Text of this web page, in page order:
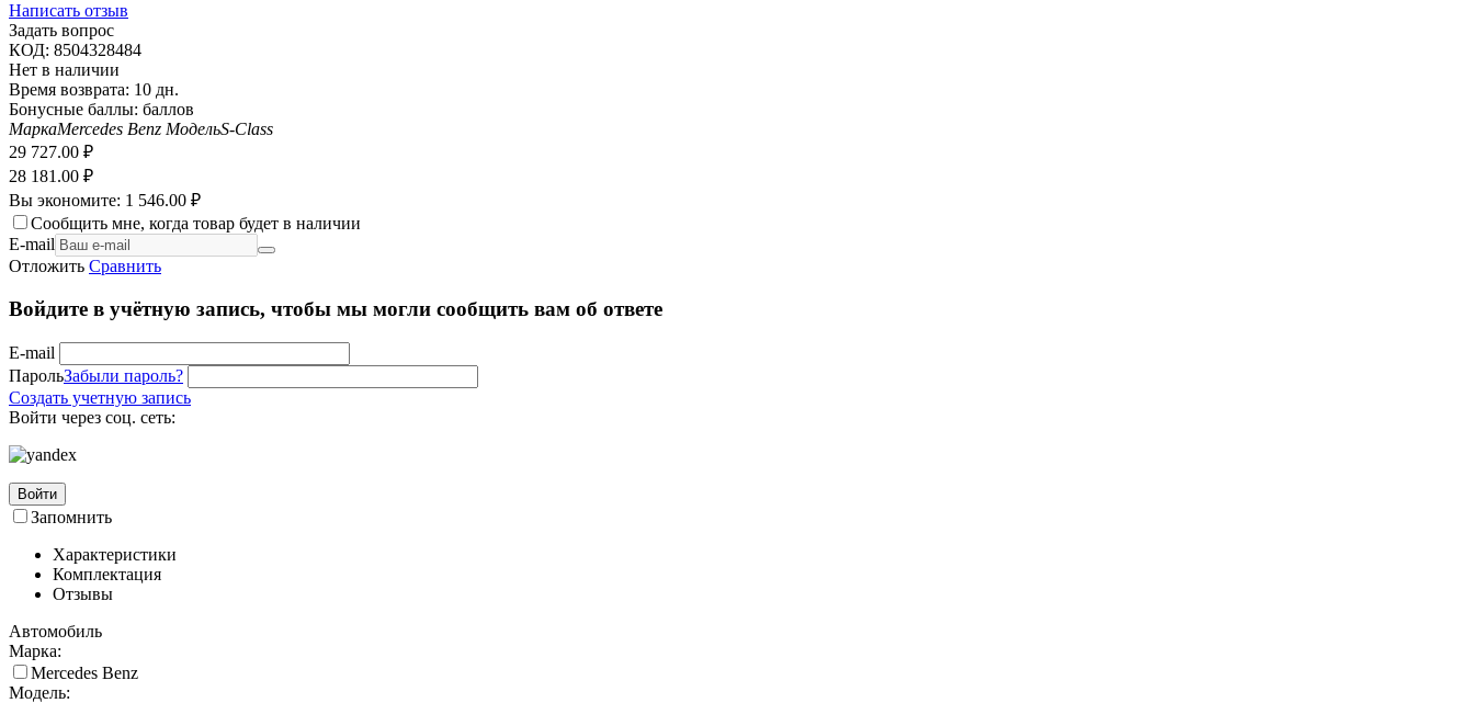
Написать отзыв
Задать вопрос
КОД: 8504328484
Нет в наличии
Время возврата: 10 дн.
Бонусные баллы: баллов
МаркаMercedes Benz МодельS-Class
29 727.00 ₽
28 181.00 ₽
Вы экономите: 1 546.00 ₽
Сообщить мне, когда товар будет в наличии
E-mail
Отложить Сравнить
Войдите в учётную запись, чтобы мы могли сообщить вам об ответе
E-mail
ПарольЗабыли пароль?
Создать учетную запись
Войти через соц. сеть:
Войти
Запомнить
Характеристики
Комплектация
Отзывы
Автомобиль
Марка:
Mercedes Benz
Модель: